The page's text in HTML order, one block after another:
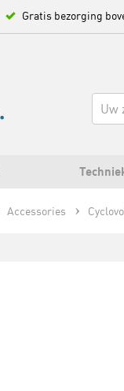
Gratis bezorging
Accessories